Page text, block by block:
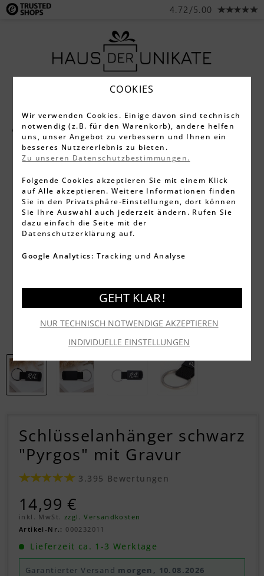
4.72/5.00
Alle Produkte Schlüsselanhänger
Schlüsselanhänger schwarz
"Pyrgos" mit Gravur
3.395 Bewertungen
14,99 €
inkl. MwSt. zzgl. Versandkosten
Artikel-Nr.: 000232011
Lieferzeit ca. 1-3 Werktage
Garantierter Versand morgen, 10.08.2026
COOKIES
Wir verwenden Cookies. Einige davon sind technisch
notwendig (z.B. für den Warenkorb), andere helfen
uns, unser Angebot zu verbessern und Ihnen ein
besseres Nutzererlebnis zu bieten.
Zu unseren Datenschutzbestimmungen.
Folgende Cookies akzeptieren Sie mit einem Klick
auf Alle akzeptieren. Weitere Informationen finden
Sie in den Privatsphäre-Einstellungen, dort können
Sie Ihre Auswahl auch jederzeit ändern. Rufen Sie
dazu einfach die Seite mit der
Datenschutzerklärung auf.
Google Analytics: Tracking und Analyse
INDIVIDUELLE EINSTELLUNGEN
NUR TECHNISCH NOTWENDIGE AKZEPTIEREN
GEHT KLAR !